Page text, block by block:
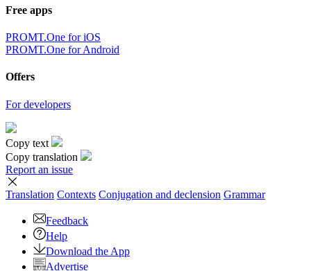
Free apps
PROMT.One for iOS
PROMT.One for Android
Offers
For developers
Copy text
Copy translation
Report an issue
Translation Contexts Conjugation and declension Grammar
Feedback
Help
Download the App
Advertise